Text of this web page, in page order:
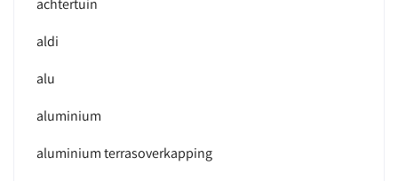
achtertuin
aldi
alu
aluminium
aluminium terrasoverkapping